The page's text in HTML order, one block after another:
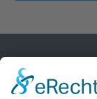
Ski Club Heidelberg
Tiergartenstr. 13/2